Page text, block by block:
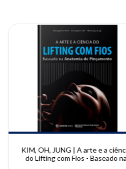
KIM, OH, JUNG | A arte e a
do Lifting com Fios - Baseado na